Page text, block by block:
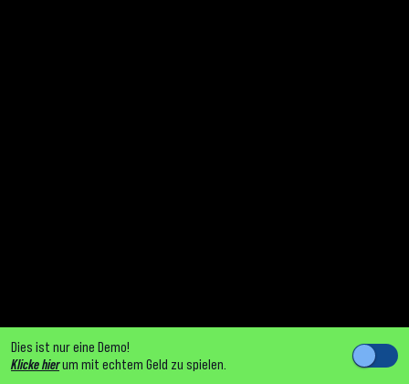
Dies ist nur eine Demo!
Klicke hierum mit echtem Geld zu spielen.